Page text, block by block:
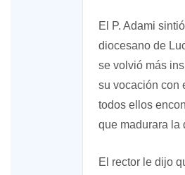
El P. Adami
diocesano de
se volvió más
su vocación con
todos ellos
que madurara la
El rector le dijo